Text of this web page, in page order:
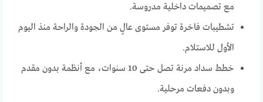
مع تصميمات داخلية مدروسة.
تشطيبات فاخرة توفر مستوى عالٍ من الجودة والراحة منذ اليوم
الأول للاستلام.
خطط سداد مرنة تصل حتى 10 سنوات، مع أنظمة بدون مقدم
وبدون دفعات مرحلية.